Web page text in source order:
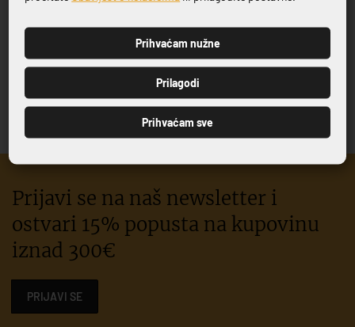
LOSION ZA TIJELO ACANTO
100/1
41,36 €
GEL ZA TUŠIRANJE ACANTO
32,38 €
Prijavi se na naš newsletter i
ostvari 15% popusta na kupovinu
iznad 300€
PRIJAVI SE
PRIJAVI SE
Prihvaćam nužne
Prilagodi
Prihvaćam sve